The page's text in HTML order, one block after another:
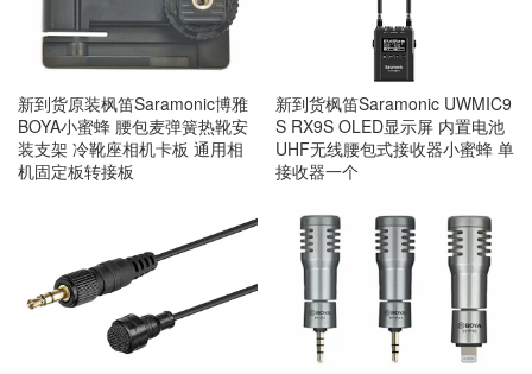
新到货原装枫笛Saramonic博雅
BOYA小蜜蜂 腰包麦弹簧热靴安
装支架 冷靴座相机卡板 通用相
机固定板转接板
新到货枫笛Saramonic UWMIC9
S RX9S OLED显示屏 内置电池
UHF无线腰包式接收器小蜜蜂 单
接收器一个